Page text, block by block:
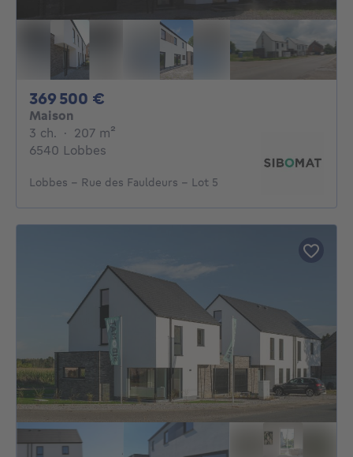
369 500 €
Maison
3 ch. 3 chambres
· 207 m²
6540 Lobbes
Lobbes - Rue des Fauldeurs - Lot 5